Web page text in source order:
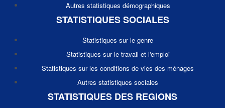
Autres statistiques démographiques
STATISTIQUES SOCIALES
Statistiques sur le genre
Statistiques sur le travail et l'emploi
Statistiques sur les conditions de vies des ménages
Autres statistiques sociales
STATISTIQUES DES REGIONS